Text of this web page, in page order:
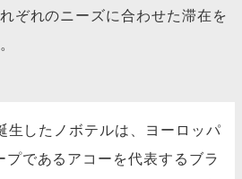
ぞれのニーズに合わせた滞在を
生したノボテルは、ヨーロッパ
であるアコーを代表するブラ